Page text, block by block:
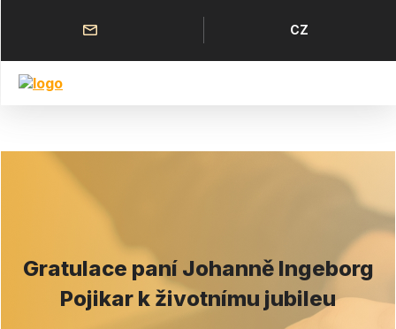
obsahu
Horní
menu
Jazyk
CZ
Gratulace paní Johanně Ingeborg
Pojikar k životnímu jubileu